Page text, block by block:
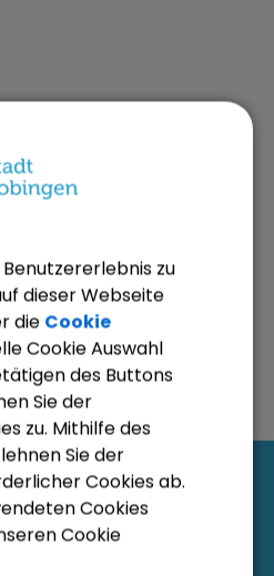
zu
dieser Webseite
die Cookie
Cookie Auswahl
des Buttons
Sie der
zu. Mithilfe des
Sie der
Cookies ab.
Cookies
Cookie